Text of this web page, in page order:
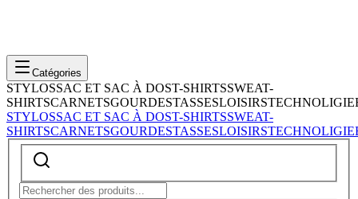
Catégories
STYLOSSAC ET SAC À DOST-SHIRTSSWEAT-
SHIRTSCARNETSGOURDESTASSESLOISIRSTECHNOLIGIE
STYLOSSAC ET SAC À DOST-SHIRTSSWEAT-
SHIRTSCARNETSGOURDESTASSESLOISIRSTECHNOLIGIE